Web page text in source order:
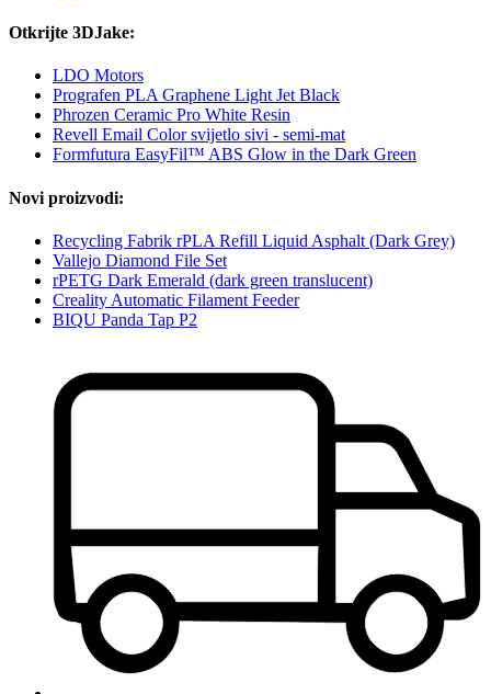
Otkrijte 3DJake:
LDO Motors
Prografen PLA Graphene Light Jet Black
Phrozen Ceramic Pro White Resin
Revell Email Color svijetlo sivi - semi-mat
Formfutura EasyFil™ ABS Glow in the Dark Green
Novi proizvodi:
Recycling Fabrik rPLA Refill Liquid Asphalt (Dark Grey)
Vallejo Diamond File Set
rPETG Dark Emerald (dark green translucent)
Creality Automatic Filament Feeder
BIQU Panda Tap P2